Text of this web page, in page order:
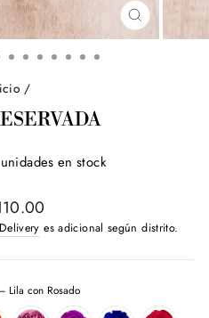
CERRAR
(ESC)
/
en stock
es adicional según distrito.
Lila con Rosado